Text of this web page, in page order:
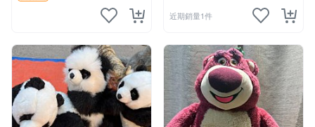
近期銷量1件